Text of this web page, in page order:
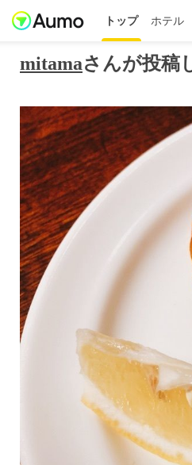
トップ ホテル
mitamaさんが投稿